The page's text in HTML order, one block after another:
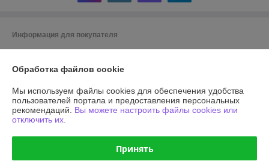
Информация для покупателя
220055, г. Минск, проезд Масюковщина, д. 4, каб. 37
Регистрационный номер ЕГР: 192786651
УНП: 192786651
Дата регистрации компании: 13.03.2017
Обработка файлов cookie
Мы используем файлы cookies для обеспечения удобства
пользователей портала и предоставления персональных
рекомендаций. Вы можете настроить файлы cookies или
отключить их.
Принять